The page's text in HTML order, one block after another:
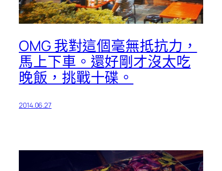
OMG 我對這個毫無抵抗力，
馬上下車。還好剛才沒太吃
晚飯，挑戰十碟。
2014.06.27